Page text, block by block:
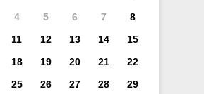
4 5 6 7
8
11 12 13 14
15
18 19 20 21
22
25 26 27 28
29